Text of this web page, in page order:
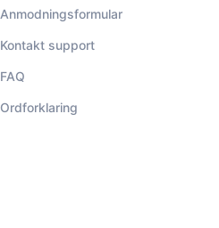
Anmodningsformular
Kontakt support
FAQ
Ordforklaring